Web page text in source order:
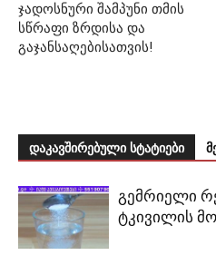
ჯადოსნური შამპუნი თმის
სწრაფი ზრდისა და
გაჯანსაღებისათვის!
დაკავშირებული სტატიები
გემრიელი
ტკივილის